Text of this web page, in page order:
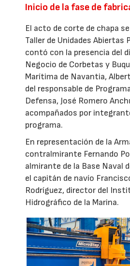
Inicio de la fase de
El acto de corte de chapa
Taller de Unidades Abiertas
contó con la presencia del
Negocio de Corbetas y
Marítima de Navantia,
del responsable de
Defensa, José Romero
acompañados por
programa.
En representación de la
contralmirante Fernando
almirante de la Base Naval
el capitán de navío
Rodríguez, director del
Hidrográfico de la Marina.